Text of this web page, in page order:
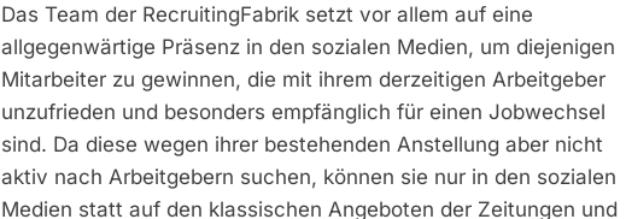
Das Team der RecruitingFabrik setzt vor allem auf eine
allgegenwärtige Präsenz in den sozialen Medien, um diejenigen
Mitarbeiter zu gewinnen, die mit ihrem derzeitigen Arbeitgeber
unzufrieden und besonders empfänglich für einen Jobwechsel
sind. Da diese wegen ihrer bestehenden Anstellung aber nicht
aktiv nach Arbeitgebern suchen, können sie nur in den sozialen
Medien statt auf den klassischen Angeboten der Zeitungen und